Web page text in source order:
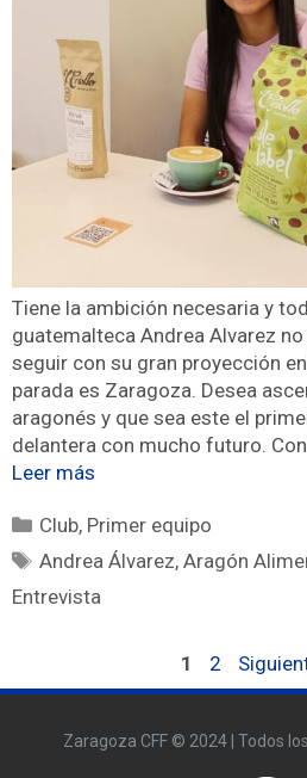
Tiene la ambición necesaria y
guatemalteca Andrea Alvarez
seguir con su gran proyección
parada es Zaragoza. Desea
aragonés y que sea este el
delantera con mucho futuro.
Leer más
Club, Primer equipo
Andrea Álvarez,Aragón
Entrevista
1 2
Zaragoza CFF © 2024 | Todos